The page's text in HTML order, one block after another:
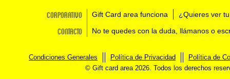
Corporativo Gift Card area funciona ¿Quieres ver
Contacto No te quedes con la duda, llámanos o
Condiciones Generales Política de Privacidad
Política de
© Gift card area 2026. Todos los derechos